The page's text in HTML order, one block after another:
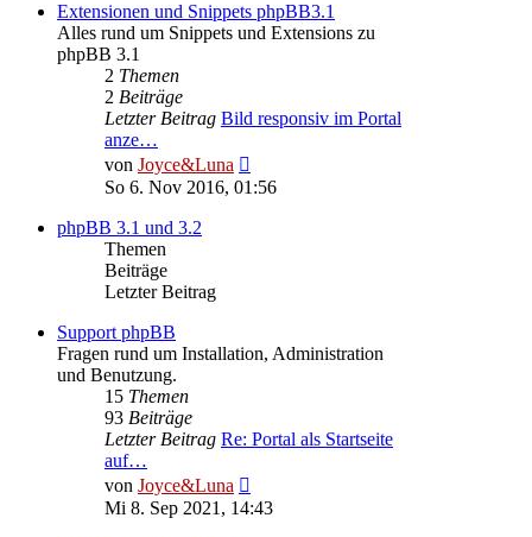
Extensionen und Snippets phpBB3.1
Alles rund um Snippets und Extensions zu
phpBB 3.1
2 Themen
2 Beiträge
Letzter Beitrag Bild responsiv im Portal
anze…
von Joyce&Luna
Beitrag
So 6. Nov 2016, 01:56
phpBB 3.1 und 3.2
Themen
Beiträge
Letzter Beitrag
Support phpBB
Fragen rund um Installation, Administration
und Benutzung.
15 Themen
93 Beiträge
Letzter Beitrag Re: Portal als Startseite
auf…
von Joyce&Luna
Beitrag
Mi 8. Sep 2021, 14:43